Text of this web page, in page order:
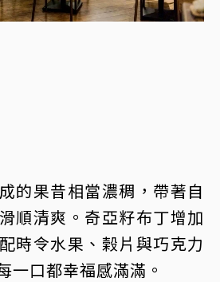
的果昔相當濃稠，帶著自
順清爽。奇亞籽布丁增加
時令水果、榖片與巧克力
一口都幸福感滿滿。